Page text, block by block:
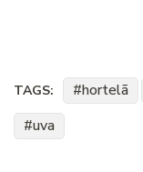
TAGS: hortelã
uva